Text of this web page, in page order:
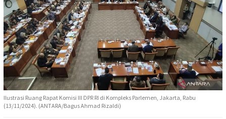
Ilustrasi Ruang Rapat Komisi III DPR RI di Kompleks Parlemen, Jakarta, Rabu
(13/11/2024). (ANTARA/Bagus Ahmad Rizaldi)